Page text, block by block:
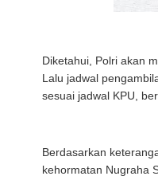
Diketahui, Polri akan
Lalu jadwal
sesuai jadwal KPU,
Berdasarkan
kehormatan Nugraha